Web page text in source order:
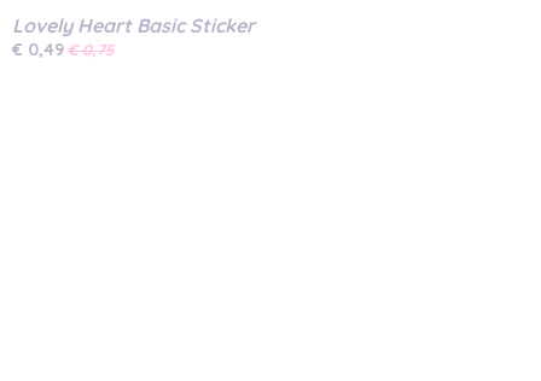
Lovely Heart Basic Sticker
€ 0,49€ 0,75